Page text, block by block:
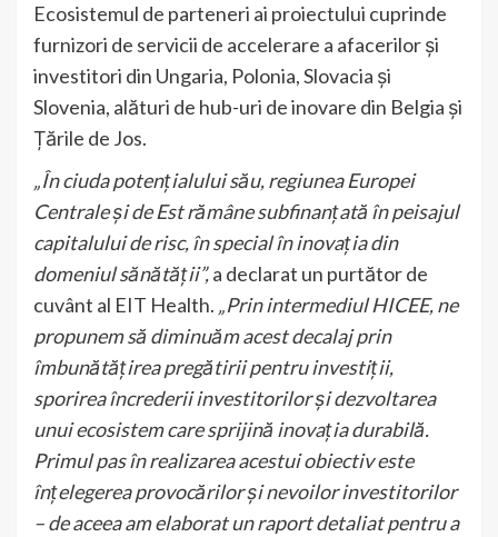
Ecosistemul de parteneri ai proiectului cuprinde
furnizori de servicii de accelerare a afacerilor și
investitori din Ungaria, Polonia, Slovacia și
Slovenia, alături de hub-uri de inovare din Belgia și
Țările de Jos.
„În ciuda potențialului său, regiunea Europei
Centrale și de Est rămâne subfinanțată în peisajul
capitalului de risc, în special în inovația din
domeniul sănătății”,a declarat un purtător de
cuvânt al EIT Health. „Prin intermediul HICEE, ne
propunem să diminuăm acest decalaj prin
îmbunătățirea pregătirii pentru investiții,
sporirea încrederii investitorilor și dezvoltarea
unui ecosistem care sprijină inovația durabilă.
Primul pas în realizarea acestui obiectiv este
înțelegerea provocărilor și nevoilor investitorilor
– de aceea am elaborat un raport detaliat pentru a